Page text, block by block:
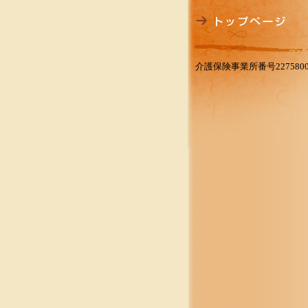
介護保険事業所番号